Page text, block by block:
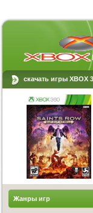
скачать игры XBOX
Жанры игр